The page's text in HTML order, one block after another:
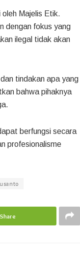
oleh Majelis Etik.
dengan fokus yang
ilegal tidak akan
tindakan apa yang
bahwa pihaknya
berfungsi secara
profesionalisme
Share